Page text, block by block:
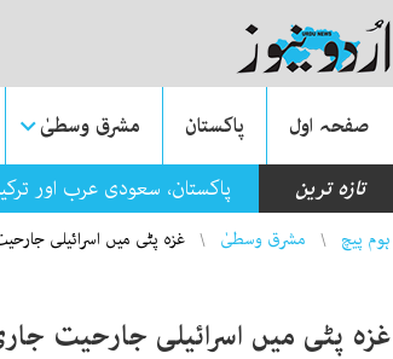
صفحہ اول پاکستان مشرق وسطیٰ
تازہ ترین
پاکستان، سعودی عرب اور
You are here
ہوم پیچ مشرق وسطیٰ غزہ پٹی میں اسرائیلی جارحیت جاری ، 48
غزہ پٹی میں اسرائیلی جارحیت جاری ، 48 فلسطینی